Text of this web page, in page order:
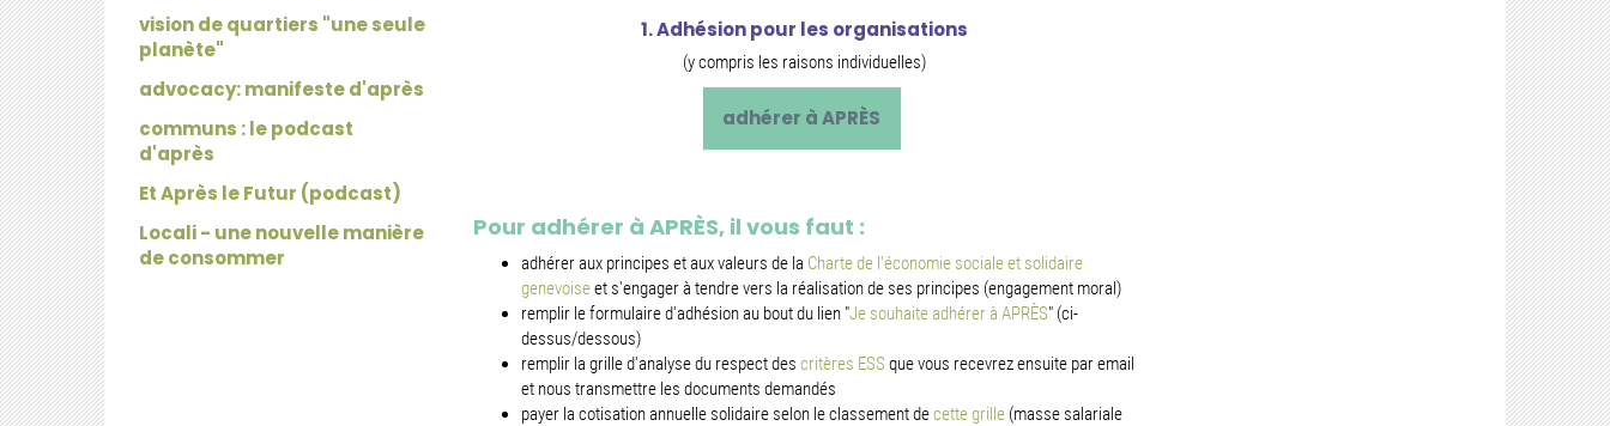
vision de quartiers "une seule
planète"
advocacy: manifeste d'après
communs : le podcast
d'après
Et Après le Futur (podcast)
Locali - une nouvelle manière
de consommer
1. Adhésion pour les organisations
(y compris les raisons individuelles)
adhérer à APRÈS
Pour adhérer à APRÈS, il vous faut :
adhérer aux principes et aux valeurs de la Charte de l'économie sociale et solidaire
genevoiseet s'engager à tendre vers la réalisation de ses principes (engagement moral)
remplir le formulaire d'adhésion au bout du lien "Je souhaite adhérer à APRÈS" (ci-
dessus/dessous)
remplir la grille d'analyse du respect des critères ESS que vous recevrez ensuite par email
et nous transmettre les documents demandés
payer la cotisation annuelle solidaire selon le classement decette grille(masse salariale